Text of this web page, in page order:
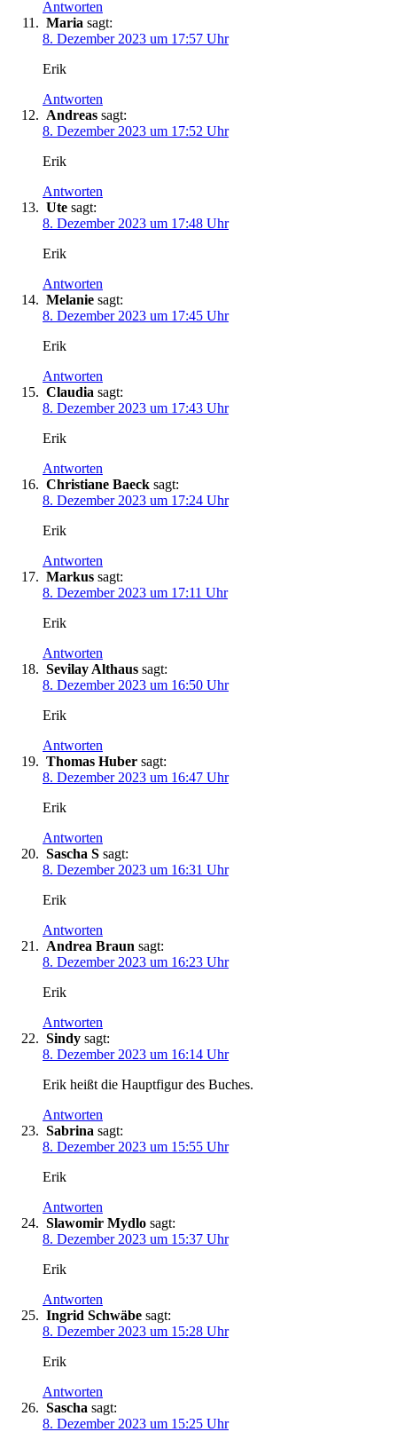
Antworten
Maria sagt:
8. Dezember 2023 um 17:57 Uhr
Erik
Antworten
Andreas sagt:
8. Dezember 2023 um 17:52 Uhr
Erik
Antworten
Ute sagt:
8. Dezember 2023 um 17:48 Uhr
Erik
Antworten
Melanie sagt:
8. Dezember 2023 um 17:45 Uhr
Erik
Antworten
Claudia sagt:
8. Dezember 2023 um 17:43 Uhr
Erik
Antworten
Christiane Baeck sagt:
8. Dezember 2023 um 17:24 Uhr
Erik
Antworten
Markus sagt:
8. Dezember 2023 um 17:11 Uhr
Erik
Antworten
Sevilay Althaus sagt:
8. Dezember 2023 um 16:50 Uhr
Erik
Antworten
Thomas Huber sagt:
8. Dezember 2023 um 16:47 Uhr
Erik
Antworten
Sascha S sagt:
8. Dezember 2023 um 16:31 Uhr
Erik
Antworten
Andrea Braun sagt:
8. Dezember 2023 um 16:23 Uhr
Erik
Antworten
Sindy sagt:
8. Dezember 2023 um 16:14 Uhr
Erik heißt die Hauptfigur des Buches.
Antworten
Sabrina sagt:
8. Dezember 2023 um 15:55 Uhr
Erik
Antworten
Slawomir Mydlo sagt:
8. Dezember 2023 um 15:37 Uhr
Erik
Antworten
Ingrid Schwäbe sagt:
8. Dezember 2023 um 15:28 Uhr
Erik
Antworten
Sascha sagt:
8. Dezember 2023 um 15:25 Uhr